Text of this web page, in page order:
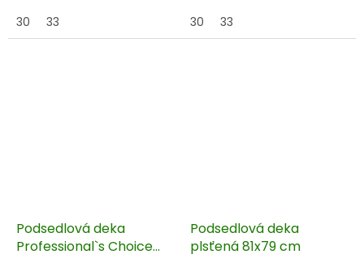
30 33
30
33
Podsedlová deka
Professional`s Choice
Podsedlová deka
plsťená 81x79 cm